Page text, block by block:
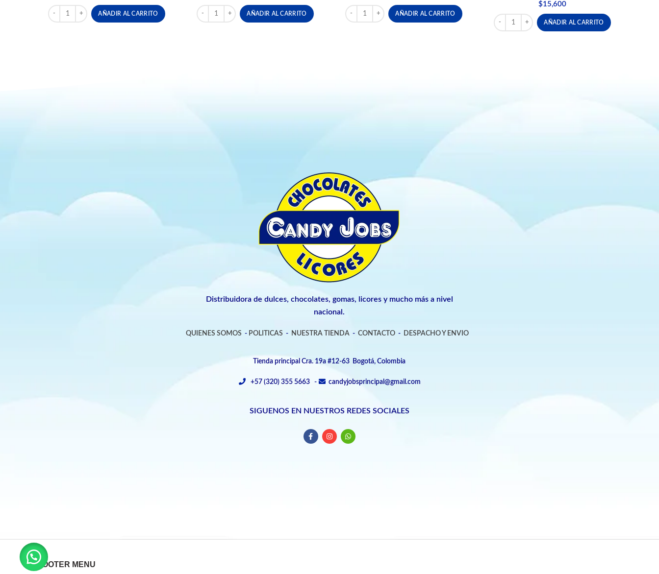
FERRERO ROCHER X 4 UND cantidad
AÑADIR AL CARRITO
HERSHEYS SYRUP CARAMELO 680 GRS cantidad
AÑADIR AL CARRITO
HUEVO KINDER JOY X12 UNID X240G cantidad
AÑADIR AL CARRITO
$15,600
CHOCOLATE FELICCI DORADO X 12 UNDS cantidad
AÑADIR AL CARRITO
Distribuidora de dulces, chocolates, gomas, licores y mucho más a nivel
nacional.
QUIENES SOMOS - POLITICAS - NUESTRA TIENDA- CONTACTO- DESPACHO Y ENVIO
Tienda principal Cra. 19a #12-63 Bogotá, Colombia
+57 (320) 355 5663 - candyjobsprincipal@gmail.com
SIGUENOS EN NUESTROS REDES SOCIALES
FOOTER MENU